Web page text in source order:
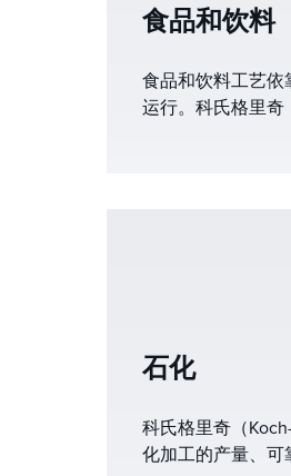
食品和饮料
食品和饮料工艺
运行。科氏格里奇
和溶剂处理系统
石化
科氏格里奇（
化加工的产量、可